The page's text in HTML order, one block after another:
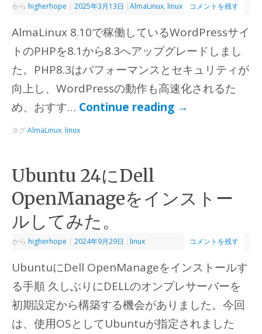
から higherhope | 2025年3月13日 |AlmaLinux, linux コメントを残す
AlmaLinux 8.10で稼働しているWordPressサイ
トのPHPを8.1から8.3へアップグレードしまし
た。PHP8.3はパフォーマンスとセキュリティが
向上し、WordPressの動作も高速化されるた
め、おすす… Continue reading →
タグAlmaLinux, linux
Ubuntu 24にDell
OpenManageをインストー
ルしてみた。
から higherhope | 2024年9月29日 | linux コメントを残す
UbuntuにDell OpenManageをインストールす
る手順 久しぶりにDELLのオンプレサーバーを
初期設定から構築する機会がありました。今回
は、使用OSとしてUbuntuが指定されました